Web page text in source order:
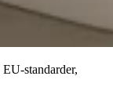
standarder,